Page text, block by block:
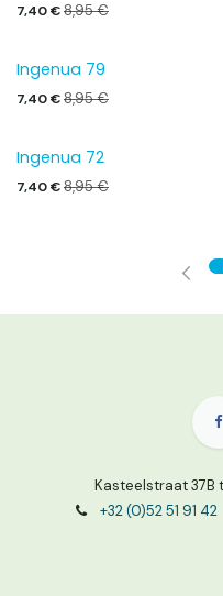
7,40€8,95€
Ingenua 79
7,40€8,95€
Ingenua 72
7,40€8,95€
Kasteelstraat 37B
+32 (0)52 51 91 42